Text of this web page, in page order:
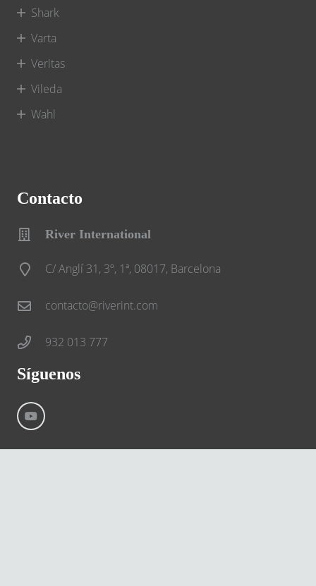
Shark
Varta
Veritas
Vileda
Wahl
Contacto
River International
C/ Anglí 31, 3º, 1ª, 08017, Barcelona
contacto@riverint.com
932 013 777
Síguenos